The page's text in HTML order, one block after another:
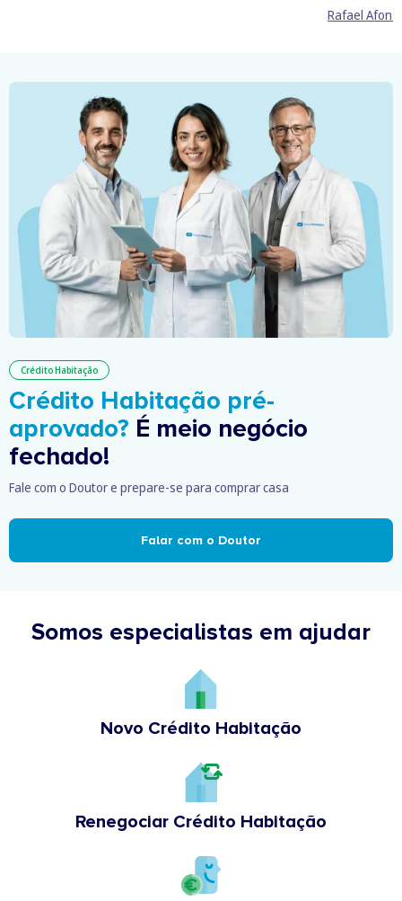
Rafael
Crédito Habitação
Crédito Habitação pré-
aprovado? É meio negócio
fechado!
Fale com o Doutor e prepare-se para comprar casa
Falar com o Doutor
Somos especialistas em ajudar
Novo Crédito Habitação
Renegociar Crédito Habitação